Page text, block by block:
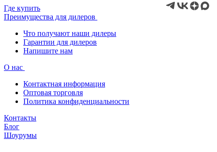
Где купить
Преимущества для дилеров
Что получают наши дилеры
Гарантии для дилеров
Напишите нам
О нас
Контактная информация
Оптовая торговля
Политика конфиденциальности
Контакты
Блог
Шоурумы